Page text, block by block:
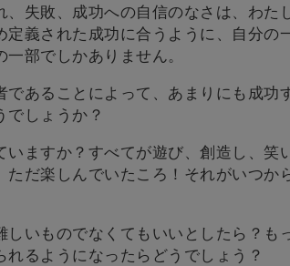
、失敗、成功への自信のなさは、わた
定義された成功に合うように、自分の
部でしかありません。
であることによって、あまりにも成功
でしょうか？
いますか？すべてが遊び、創造し、笑
だ楽しんでいたころ！それがいつか
しいものでなくてもいいとしたら？も
れるようになったらどうでしょう？